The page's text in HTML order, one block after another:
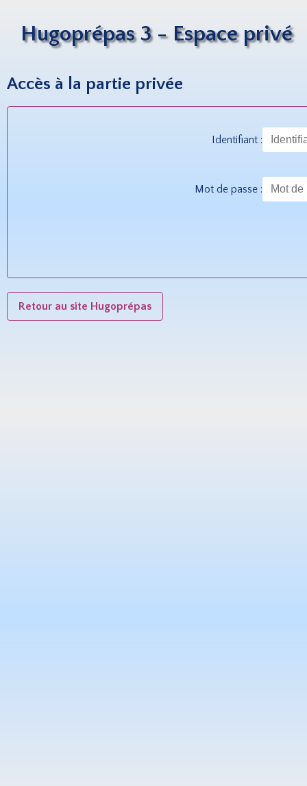
Hugoprépas 3 - Espace privé
Accès à la partie privée
Identifiant :
Mot de passe :
Retour au site Hugoprépas